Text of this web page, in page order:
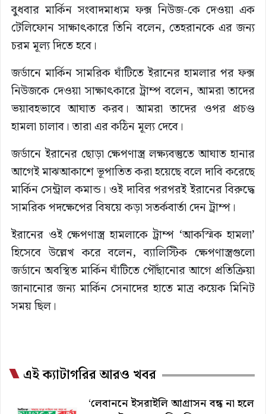
বুধবার মার্কিন সংবাদমাধ্যম ফক্স নিউজ-কে দেওয়া এক
টেলিফোন সাক্ষাৎকারে তিনি বলেন, তেহরানকে এর জন্য
চরম মূল্য দিতে হবে।
জর্ডানে মার্কিন সামরিক ঘাঁটিতে ইরানের হামলার পর ফক্স
নিউজকে দেওয়া সাক্ষাৎকারে ট্রাম্প বলেন, আমরা তাদের
ভয়াবহভাবে আঘাত করব। আমরা তাদের ওপর প্রচণ্ড
হামলা চালাব। তারা এর কঠিন মূল্য দেবে।
জর্ডানে ইরানের ছোড়া ক্ষেপণাস্ত্র লক্ষ্যবস্তুতে আঘাত হানার
আগেই মাঝআকাশে ভূপাতিত করা হয়েছে বলে দাবি করেছে
মার্কিন সেন্ট্রাল কমান্ড। ওই দাবির পরপরই ইরানের বিরুদ্ধে
সামরিক পদক্ষেপের বিষয়ে কড়া সতর্কবার্তা দেন ট্রাম্প।
ইরানের ওই ক্ষেপণাস্ত্র হামলাকে ট্রাম্প ‘আকস্মিক হামলা’
হিসেবে উল্লেখ করে বলেন, ব্যালিস্টিক ক্ষেপণাস্ত্রগুলো
জর্ডানে অবস্থিত মার্কিন ঘাঁটিতে পৌঁছানোর আগে প্রতিক্রিয়া
জানানোর জন্য মার্কিন সেনাদের হাতে মাত্র কয়েক মিনিট
সময় ছিল।
এই ক্যাটাগরির আরও খবর
‘লেবাননে ইসরাইলি আগ্রাসন বন্ধ না হলে